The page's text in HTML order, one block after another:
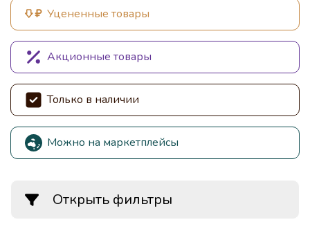
Уцененные товары
Акционные товары
Только в наличии
Можно на маркетплейсы
Открыть фильтры